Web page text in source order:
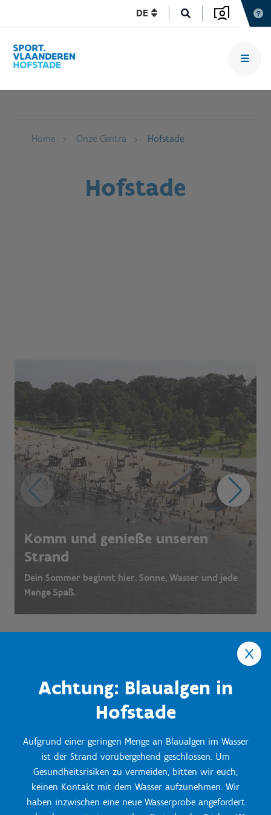
DE
Achtung: Blaualgen in
Hofstade
Aufgrund einer geringen Menge an Blaualgen im Wasser
ist der Strand vorübergehend geschlossen. Um
Gesundheitsrisiken zu vermeiden, bitten wir euch,
keinen Kontakt mit dem Wasser aufzunehmen. Wir
haben inzwischen eine neue Wasserprobe angefordert
Home Onze Centra Hofstade
Hofstade
Komm und genieße unseren
Strand
Dein Sommer beginnt hier. Sonne, Wasser und jede
Menge Spaß.
Onze Centra